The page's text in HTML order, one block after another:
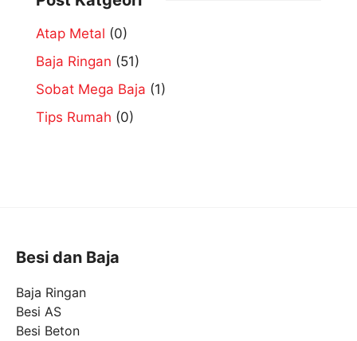
Atap Metal (0)
Baja Ringan (51)
Sobat Mega Baja (1)
Tips Rumah (0)
Besi dan Baja
Baja Ringan
Besi AS
Besi Beton